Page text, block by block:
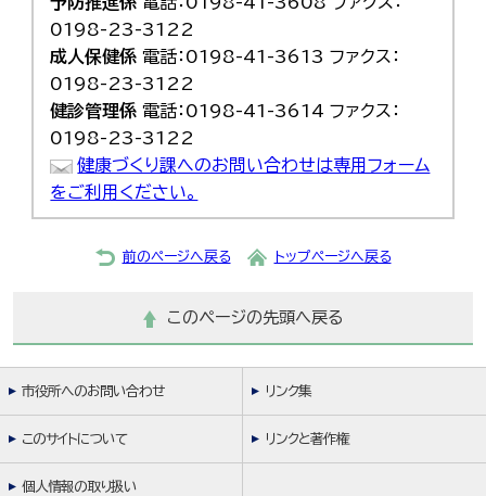
0198-23-3122
成人保健係 電話：0198-41-3613 ファクス：
0198-23-3122
健診管理係 電話：0198-41-3614 ファクス：
0198-23-3122
健康づくり課へのお問い合わせは専用フォーム
をご利用ください。
前のページへ戻る トップページへ戻る
このページの先頭へ戻る
市役所へのお問い合わせ リンク集
このサイトについて リンクと著作権
個人情報の取り扱い